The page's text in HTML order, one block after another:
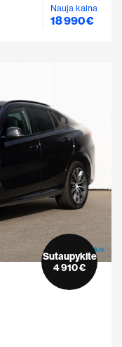
Nauja kaina
18 990 €
Sutaupykite
4 910 €